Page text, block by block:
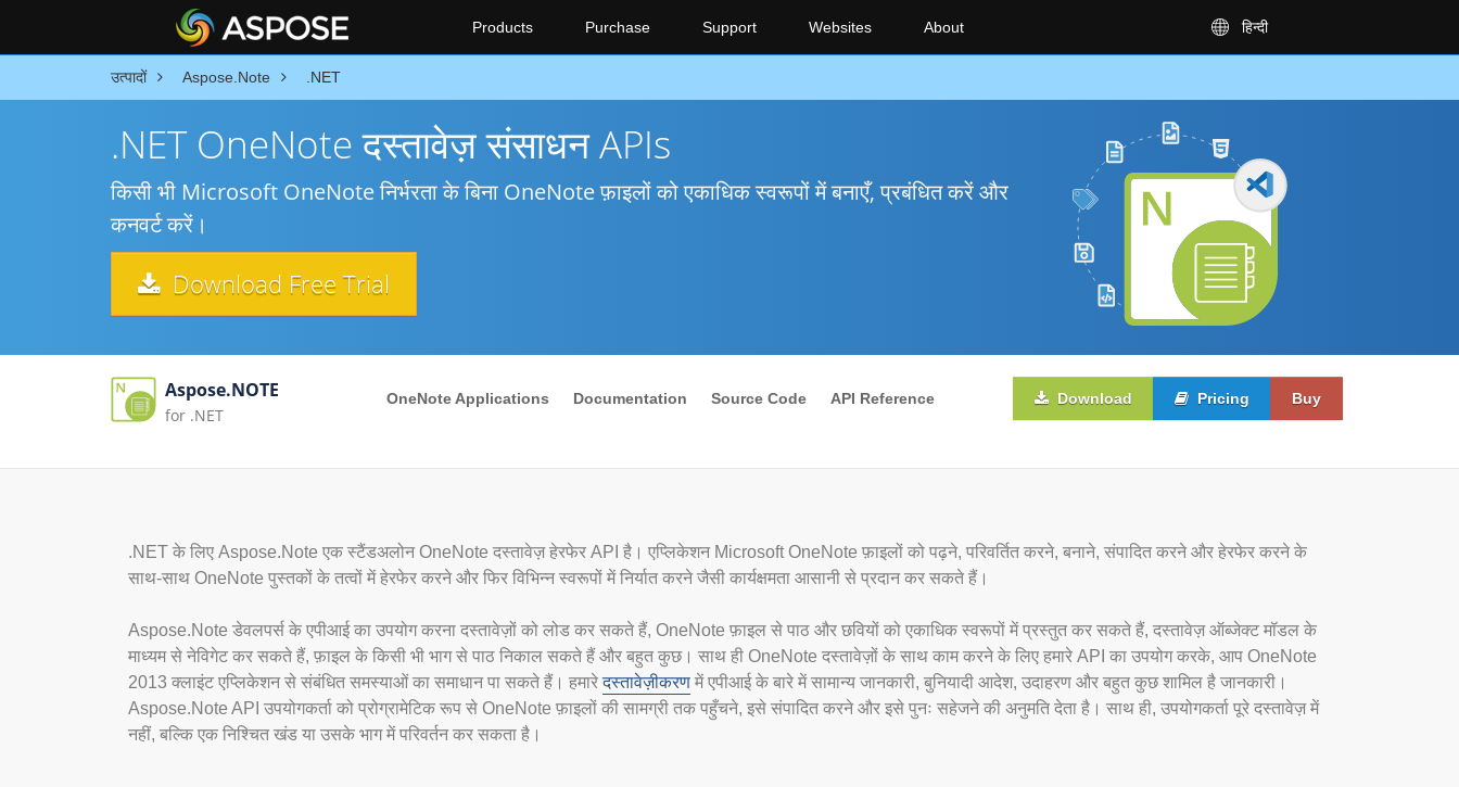
Products Purchase Support Websites About हिन्दी
उत्पादों Aspose.Note .NET
.NET OneNote दस्तावेज़ संसाधन APIs
किसी भी Microsoft OneNote निर्भरता के बिना OneNote फ़ाइलों को एकाधिक स्वरूपों में बनाएँ, प्रबंधित करें और
कनवर्ट करें।
Download Free Trial
Aspose.NOTE
for .NET
OneNote Applications Documentation Source Code API Reference Download Pricing Buy
.NET के लिए Aspose.Note एक स्टैंडअलोन OneNote दस्तावेज़ हेरफेर API है। एप्लिकेशन Microsoft OneNote फ़ाइलों को पढ़ने, परिवर्तित करने, बनाने, संपादित करने और हेरफेर करने के
साथ-साथ OneNote पुस्तकों के तत्वों में हेरफेर करने और फिर विभिन्न स्वरूपों में निर्यात करने जैसी कार्यक्षमता आसानी से प्रदान कर सकते हैं।
Aspose.Note डेवलपर्स के एपीआई का उपयोग करना दस्तावेज़ों को लोड कर सकते हैं, OneNote फ़ाइल से पाठ और छवियों को एकाधिक स्वरूपों में प्रस्तुत कर सकते हैं, दस्तावेज़ ऑब्जेक्ट मॉडल के
माध्यम से नेविगेट कर सकते हैं, फ़ाइल के किसी भी भाग से पाठ निकाल सकते हैं और बहुत कुछ। साथ ही OneNote दस्तावेज़ों के साथ काम करने के लिए हमारे API का उपयोग करके, आप OneNote
2013 क्लाइंट एप्लिकेशन से संबंधित समस्याओं का समाधान पा सकते हैं। हमारेदस्तावेज़ीकरण में एपीआई के बारे में सामान्य जानकारी, बुनियादी आदेश, उदाहरण और बहुत कुछ शामिल है जानकारी।
Aspose.Note API उपयोगकर्ता को प्रोग्रामेटिक रूप से OneNote फ़ाइलों की सामग्री तक पहुँचने, इसे संपादित करने और इसे पुनः सहेजने की अनुमति देता है। साथ ही, उपयोगकर्ता पूरे दस्तावेज़ में
नहीं, बल्कि एक निश्चित खंड या उसके भाग में परिवर्तन कर सकता है।